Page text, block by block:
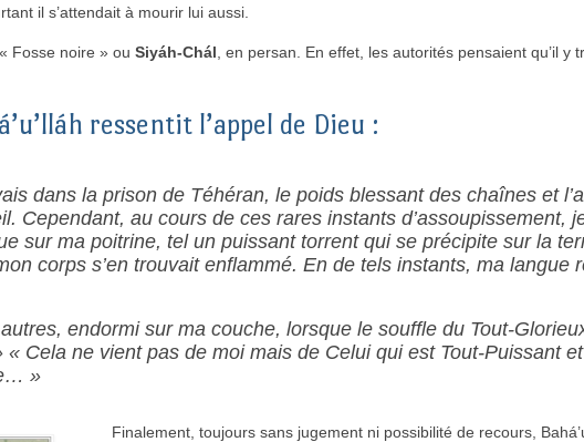
il s’attendait à mourir lui aussi.
Fosse noire » ou Siyáh-Chál , en persan. En effet, les autorités pensaient qu’il
ressentit l’appel de Dieu :
dans la prison de Téhéran, le poids blessant des chaînes et
Cependant, au cours de ces rares instants d’assoupissement,
sur ma poitrine, tel un puissant torrent qui se précipite sur la
corps s’en trouvait enflammé. En de tels instants, ma langue
endormi sur ma couche, lorsque le souffle du Tout-
Cela ne vient pas de moi mais de Celui qui est Tout-Puissant
»
Finalement, toujours sans jugement ni possibilité de recours,